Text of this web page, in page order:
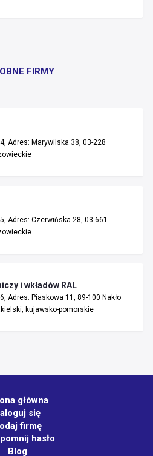
FIRMY
Adres: Marywilska 38, 03-228
Adres: Czerwińska 28, 03-661
i wkładów RAL
Adres: Piaskowa 11, 89-100 Nakło
kujawsko-pomorskie
główna
się
firmę
hasło
Blog